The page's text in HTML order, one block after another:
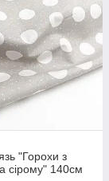
"Горохи з
сірому" 140см